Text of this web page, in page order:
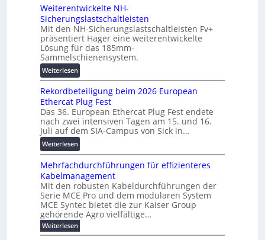
a
e
T
r
a
n
s
p
a
r
e
n
z
a
u
:
F
o
r
s
h
u
n
g
s
f
r
d
e
r
u
n
g
o
l
t
a
-
X
2
0
2
7
w
i
r
d
z
u
m
E
n
e
r
g
Weiterentwickelte NH-
Sicherungslastschaltleisten
Mit den NH-Sicherungslastschaltleisten Fv+
präsentiert Hager eine weiterentwickelte
Lösung für das 185mm-
Sammelschienensystem.
Weiterlesen:
W
e
i
t
e
r
e
n
t
w
i
c
k
e
l
Rekordbeteiligung beim 2026 European
Ethercat Plug Fest
Das 36. European Ethercat Plug Fest endete
nach zwei intensiven Tagen am 15. und 16.
Juli auf dem SIA-Campus von Sick in…
Weiterlesen:
R
e
k
o
r
d
b
e
Mehrfachdurchführungen für effizienteres
Kabelmanagement
Mit den robusten Kabeldurchführungen der
Serie MCE Pro und dem modularen System
MCE Syntec bietet die zur Kaiser Group
gehörende Agro vielfältige…
Weiterlesen:
M